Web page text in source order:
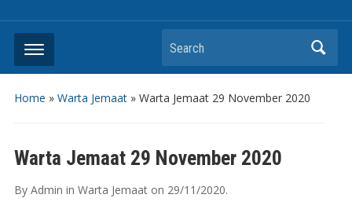
Search
Home » Warta Jemaat» Warta Jemaat 29 November 2020
Warta Jemaat 29 November 2020
By Admin in Warta Jemaaton 29/11/2020.